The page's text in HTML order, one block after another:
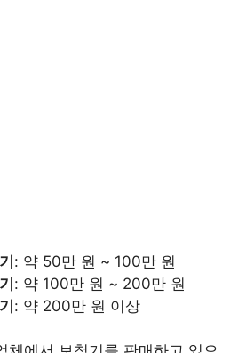
: 약 50만 원 ~ 100만 원
: 약 100만 원 ~ 200만 원
: 약 200만 원 이상